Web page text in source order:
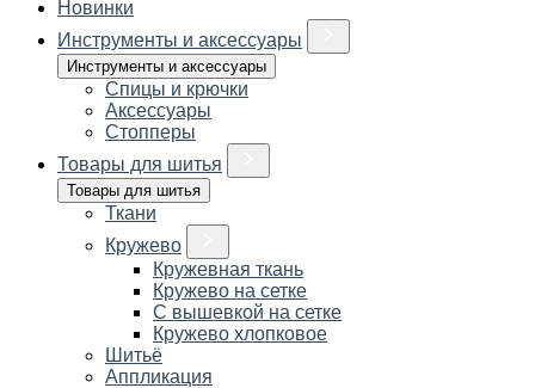
Новинки
Инструменты и аксессуары
Инструменты и аксессуары
Спицы и крючки
Аксессуары
Стопперы
Товары для шитья
Товары для шитья
Ткани
Кружево
Кружевная ткань
Кружево на сетке
С вышевкой на сетке
Кружево хлопковое
Шитьё
Аппликация